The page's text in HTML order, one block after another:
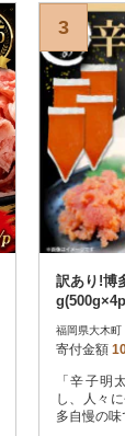
3
訳あり!博
福岡県大木町
寄付金額
「辛子明
し、人々
多自慢の味